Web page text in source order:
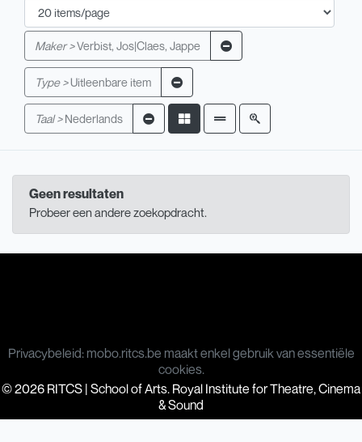
Maker >Verbist, Jos|Claes, Jappe
Type >Uitleenbare item
Taal > Nederlands
Geen resultaten
Probeer een andere zoekopdracht.
Privacybeleid: mobo.ritcs.be maakt enkel gebruik van essentiële
cookies.
© 2026 RITCS | School of Arts. Royal Institute for Theatre, Cinema
& Sound